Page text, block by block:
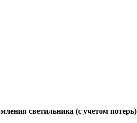
светильника (с учетом потерь)